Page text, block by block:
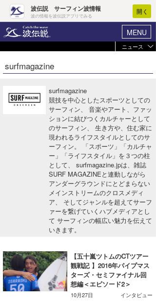
波伝説 サーフィン波情報
波の情報を波伝説アプリでみる
開く
MENU
ヘルプ マイホーム
ログイン
新規会員登録
波情報･概況
WAVE HUNTER 波予想ツール
サーフィンエリアガイド
会員メニュー
今月のプレゼント
surfmagazine
surfmagazine
競技を中心としたスポーツとしての
サーフィン、 音楽やアート、ファッ
ションに結びつくカルチャーとして
のサーフィン、 生き方や、住む家に
現われるライフスタイルとしてのサ
ーフィン。 「スポーツ」「カルチャ
ー」「ライフスタイル」を３つの柱
として、 surfmagazine.jpは、雑誌
SURF MAGAZINEと連動しながら
アンダーグラウンドにとどまらない
メインストリームのクロスメディ
ア、 そしてジャンルを超えてサーフ
ァーを繋げていくハブメディアとし
て サーフィンの幅広い魅力を伝えて
いきます。
【五十嵐ツトムのCTツアー
観戦記 】2016年パイプマス
ターズ・セミファイナル回
想編＜エピソード2＞
10月27日 インタビュー
ニュース
Core Surf Japan
ファッション/グッズ
アート＆エンタメ
ショップ情報
ショップ情報
伊豆
千葉南
ルール＆How to
VOTE!